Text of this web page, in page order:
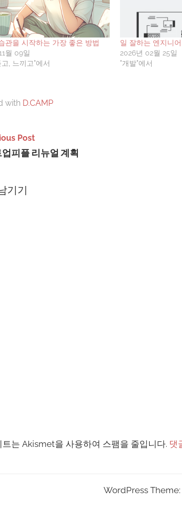
관을 시작하는 가장 좋은 방법
월 09일
, 느끼고"에서
일 잘하는 엔지니
2026년 02월 25일
"개발"에서
with D.CAMP
Post
피플 리뉴얼 계획
기기
트는 Akismet을 사용하여 스팸을 줄입니다. 댓
WordPress